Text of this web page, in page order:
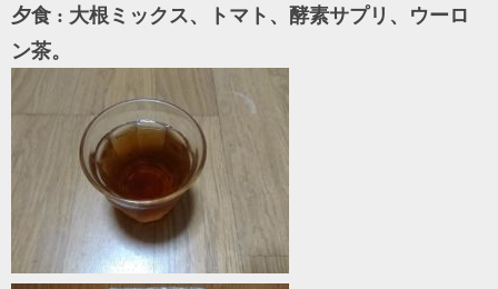
夕食 : 大根ミックス、トマト、酵素サプリ、ウーロ
ン茶。